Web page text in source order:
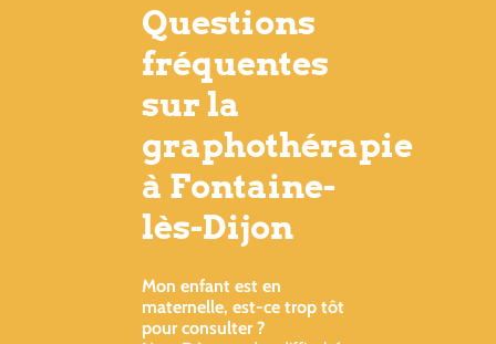
Questions
fréquentes
sur la
graphothérapie
à Fontaine-
lès-Dijon
Mon enfant est en
maternelle, est-ce trop tôt
pour consulter ?